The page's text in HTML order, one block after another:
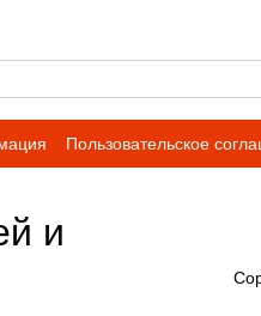
Пользовательское
и